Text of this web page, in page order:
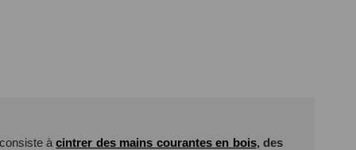
àcintrer des mains courantes en bois, des